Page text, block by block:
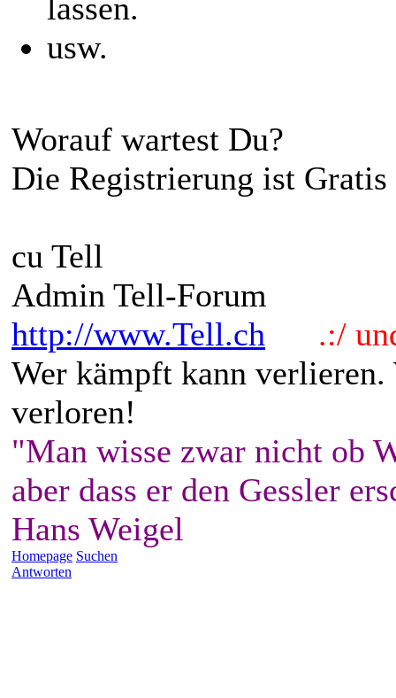
lassen.
usw.
Worauf wartest Du?
Die Registrierung ist
cu Tell
Admin Tell-Forum
http://www.Tell.ch
.:/
Wer kämpft kann
verloren!
"Man wisse zwar nicht ob
aber dass er den Gessler
Hans Weigel
Homepage Suchen
Antworten